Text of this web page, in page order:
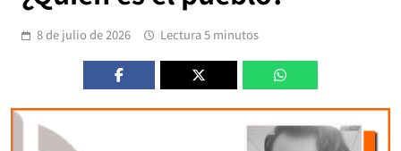
8 de julio de 2026 Lectura 5 minutos